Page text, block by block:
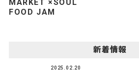
MARKET ×SOUL
FOOD JAM
新着情報
2025.02.20